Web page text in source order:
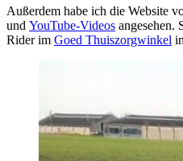
Außerdem habe ich die Website
und YouTube-Videos angesehen.
Rider im Goed Thuiszorgwinkel